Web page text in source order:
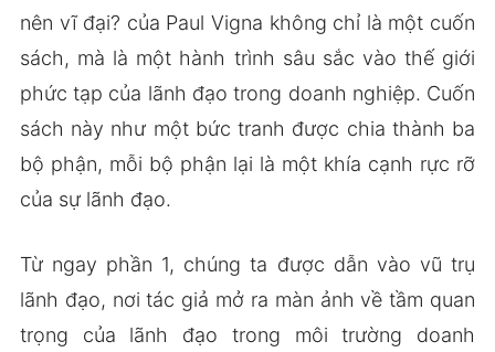
nên vĩ đại? của Paul Vigna không chỉ là một cuốn
sách, mà là một hành trình sâu sắc vào thế giới
phức tạp của lãnh đạo trong doanh nghiệp. Cuốn
sách này như một bức tranh được chia thành ba
bộ phận, mỗi bộ phận lại là một khía cạnh rực rỡ
của sự lãnh đạo.
Từ ngay phần 1, chúng ta được dẫn vào vũ trụ
lãnh đạo, nơi tác giả mở ra màn ảnh về tầm quan
trọng của lãnh đạo trong môi trường doanh